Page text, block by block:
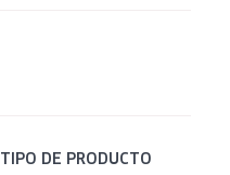
TIPO DE PRODUCTO